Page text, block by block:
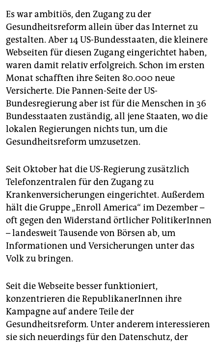
Es war ambitiös, den Zugang zu der
Gesundheitsreform allein über das Internet zu
gestalten. Aber 14 US-Bundesstaaten, die kleinere
Webseiten für diesen Zugang eingerichtet haben,
waren damit relativ erfolgreich. Schon im ersten
Monat schafften ihre Seiten 80.000 neue
Versicherte. Die Pannen-Seite der US-
Bundesregierung aber ist für die Menschen in 36
Bundesstaaten zuständig, all jene Staaten, wo die
lokalen Regierungen nichts tun, um die
Gesundheitsreform umzusetzen.
Seit Oktober hat die US-Regierung zusätzlich
Telefonzentralen für den Zugang zu
Krankenversicherungen eingerichtet. Außerdem
hält die Gruppe „Enroll America“ im Dezember –
oft gegen den Widerstand örtlicher PolitikerInnen
– landesweit Tausende von Börsen ab, um
Informationen und Versicherungen unter das
Volk zu bringen.
Seit die Webseite besser funktioniert,
konzentrieren die RepublikanerInnen ihre
Kampagne auf andere Teile der
Gesundheitsreform. Unter anderem interessieren
sie sich neuerdings für den Datenschutz, der